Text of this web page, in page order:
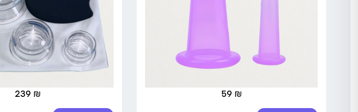
59 ₪
239 ₪